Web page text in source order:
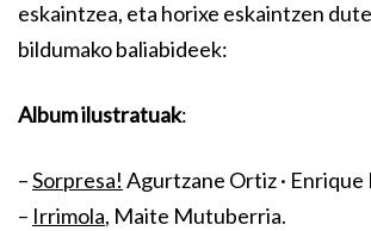
eskaintzea, eta horixe eskaintzen dute
bildumako baliabideek:
Album ilustratuak:
–Sorpresa! Agurtzane Ortiz ·
– Irrimola, Maite Mutuberria.